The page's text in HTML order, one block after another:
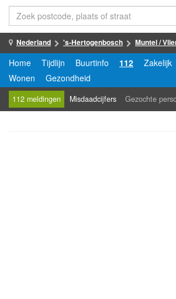
Nederland 's-Hertogenbosch Muntel /
Home Tijdlijn Buurtinfo 112 Zakelijk
Wonen
Gezondheid
112 meldingen Misdaadcijfers Gezochte